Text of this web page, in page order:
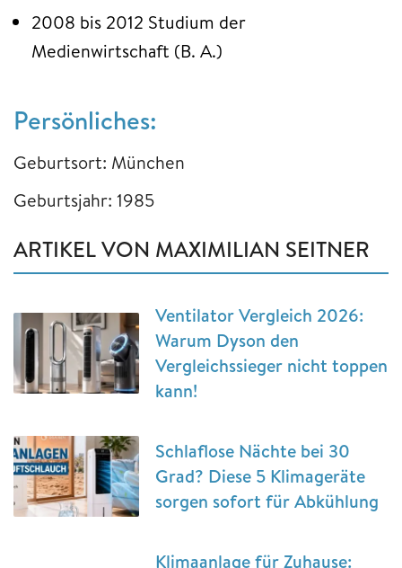
2008 bis 2012 Studium der
Medienwirtschaft (B. A.)
Persönliches:
Geburtsort: München
Geburtsjahr: 1985
ARTIKEL VON MAXIMILIAN SEITNER
Ventilator Vergleich 2026:
Warum Dyson den
Vergleichssieger nicht toppen
kann!
Schlaflose Nächte bei 30
Grad? Diese 5 Klimageräte
sorgen sofort für Abkühlung
Klimaanlage für Zuhause: